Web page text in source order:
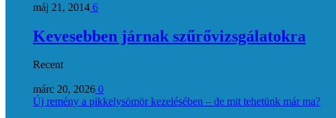
máj 21, 2014 6
Kevesebben járnak szűrővizsgálatokra
Recent
márc 20, 2026 0
Új remény a pikkelysömör kezelésében – de mit tehetünk már ma?